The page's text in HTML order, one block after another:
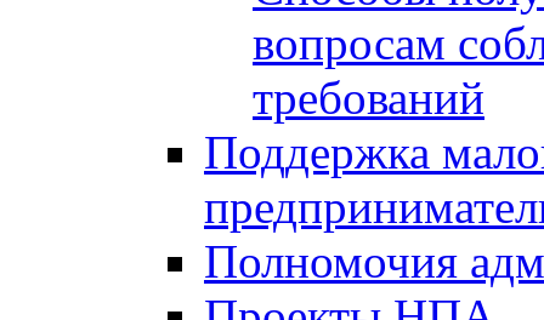
вопросам
требований
Поддержка
Полномочия